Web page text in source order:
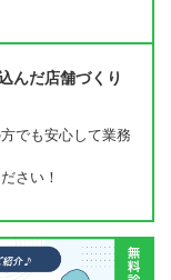
んだ店舗づくり
でも安心して業務
さい！